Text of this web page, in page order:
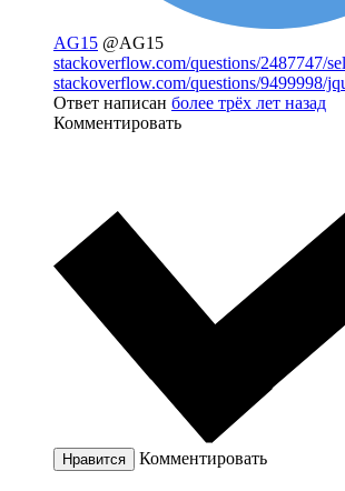
AG15 @AG15
stackoverflow.com/questions/2487747/
stackoverflow.com/questions/9499998/
Ответ написан более трёх лет назад
Комментировать
Нравится Комментировать